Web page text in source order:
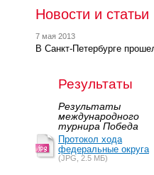
Новости и статьи
7 мая 2013
В Санкт-Петербурге
Результаты
Результаты
международного
турнира Победа
Протокол хода
федеральные округа
(JPG, 2.5 MБ)